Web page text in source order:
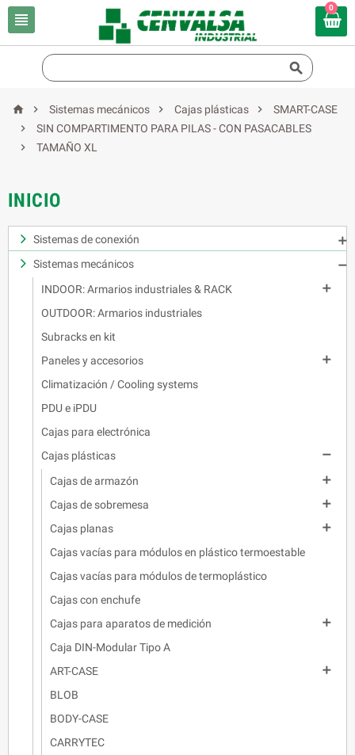

0

  Sistemas mecánicos  Cajas plásticas 
SMART-CASE

SIN COMPARTIMENTO PARA PILAS - CON PASACABLES

TAMAÑO XL
INICIO
Sistemas de conexión

Sistemas mecánicos

INDOOR: Armarios industriales & RACK

OUTDOOR: Armarios industriales
Subracks en kit
Paneles y accesorios

Climatización / Cooling systems
PDU e iPDU
Cajas para electrónica
Cajas plásticas

Cajas de armazón

Cajas de sobremesa

Cajas planas

Cajas vacías para módulos en plástico termoestable
Cajas vacías para módulos de termoplástico
Cajas con enchufe
Cajas para aparatos de medición

Caja DIN-Modular Tipo A
ART-CASE

BLOB
BODY-CASE
CARRYTEC